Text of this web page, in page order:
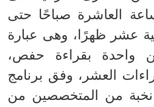
العاشرة صباحًا حتى
عشر ظهرًا، وهى عبارة
واحدة بقراءة حفص،
العشر، وفق برنامج
من المتخصصين من